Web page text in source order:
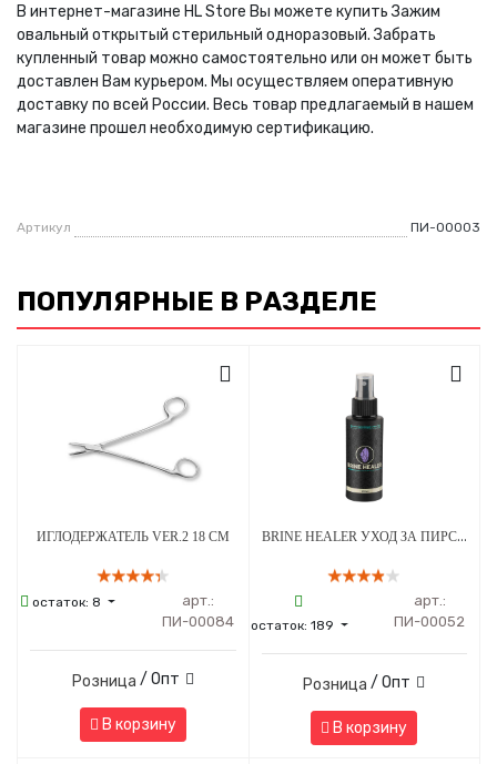
В интернет-магазине HL Store Вы можете купить Зажим
овальный открытый стерильный одноразовый. Забрать
купленный товар можно самостоятельно или он может быть
доставлен Вам курьером. Мы осуществляем оперативную
доставку по всей России. Весь товар предлагаемый в нашем
магазине прошел необходимую сертификацию.
Артикул ПИ-00003
ПОПУЛЯРНЫЕ В РАЗДЕЛЕ
ИГЛОДЕРЖАТЕЛЬ VER.2 18 СМ
остаток: 8
арт.:
ПИ-00084
Розница / Опт
В корзину
BRINE HEALER УХОД ЗА ПИРСИНГОМ - СРЕДСТВО ДЛЯ ЗАЖИВЛЕНИЯ - 100 МЛ
остаток: 189
арт.:
ПИ-00052
Розница / Опт
В корзину